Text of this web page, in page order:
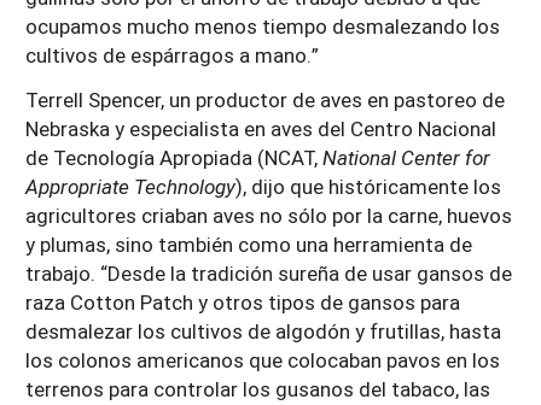
ocupamos mucho menos tiempo desmalezando los
cultivos de espárragos a mano.”
Terrell Spencer, un productor de aves en pastoreo de
Nebraska y especialista en aves del Centro Nacional
de Tecnología Apropiada (NCAT,National Center for
Appropriate Technology), dijo que históricamente los
agricultores criaban aves no sólo por la carne, huevos
y plumas, sino también como una herramienta de
trabajo. “Desde la tradición sureña de usar gansos de
raza Cotton Patch y otros tipos de gansos para
desmalezar los cultivos de algodón y frutillas, hasta
los colonos americanos que colocaban pavos en los
terrenos para controlar los gusanos del tabaco, las